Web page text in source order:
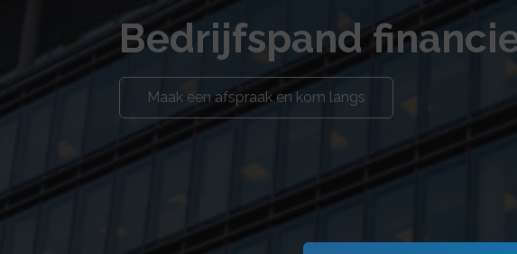
Bedrijfspand
Maak een afspraak en kom langs